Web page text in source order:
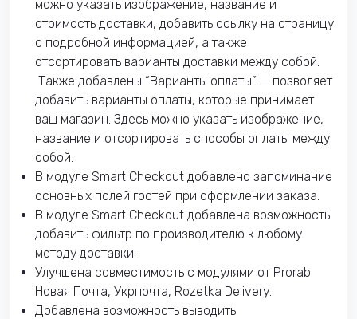
можно указать изображение, название и
стоимость доставки, добавить ссылку на страницу
с подробной информацией, а также
отсортировать варианты доставки между собой.
Также добавлены “Варианты оплаты” — позволяет
добавить варианты оплаты, которые принимает
ваш магазин. Здесь можно указать изображение,
название и отсортировать способы оплаты между
собой.
В модуле Smart Checkout добавлено запоминание
основных полей гостей при оформлении заказа.
В модуле Smart Checkout добавлена возможность
добавить фильтр по производителю к любому
методу доставки.
Улучшена совместимость с модулями от Prorab:
Новая Почта, Укрпочта, Rozetka Delivery.
Добавлена возможность выводить